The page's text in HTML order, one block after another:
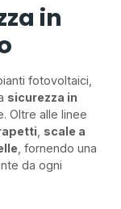
in
fotovoltaici,
sicurezza in
Oltre alle linee
scale a
, fornendo una
da ogni